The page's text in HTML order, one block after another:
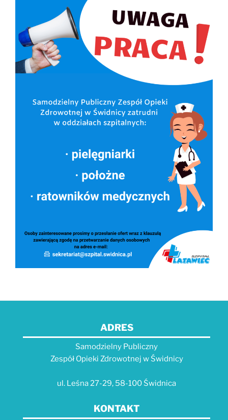
ADRES
Samodzielny Publiczny
Zespół Opieki Zdrowotnej w Świdnicy
ul. Leśna 27-29, 58-100 Świdnica
KONTAKT